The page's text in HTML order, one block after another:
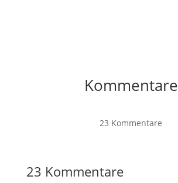
Kommentare
23 Kommentare
23 Kommentare